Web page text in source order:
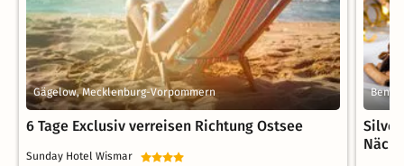
Gägelow, Mecklenburg-Vorpommern
6 Tage Exclusiv verreisen Richtung Ostsee
Sunday Hotel Wismar
Benz,